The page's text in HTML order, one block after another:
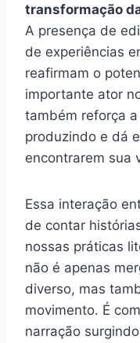
transformação
A presença de
de experiências
reafirmam o
importante ator
também reforça
produzindo e dá
encontrarem sua
Essa interação
de contar
nossas práticas
não é apenas
diverso, mas
movimento. É
narração